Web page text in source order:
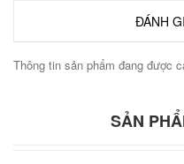
ĐÁNH
Thông tin sản phẩm đang được
SẢN